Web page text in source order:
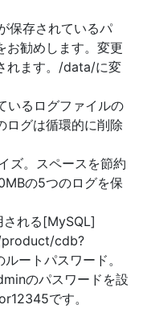
保存されているパ
お勧めします。変更
れます。/data/に変
るログファイルの
ログは循環的に削除
ズ。スペースを節約
の5つのログを保
れる[MySQL]
product/cdb?
ートパスワード。
のパスワードを設
です。